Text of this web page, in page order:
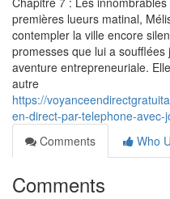
premières lueurs matinal,
contempler la ville encore
promesses que lui a
aventure entrepreneuriale.
autre
https://
en-direct-par-telephone-avec-
Comments
Who
Comments